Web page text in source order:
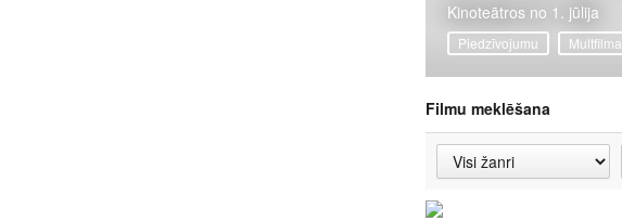
Kinoteātros no 1. jūlija
Piedzīvojumu Multfilma
Filmu meklēšana